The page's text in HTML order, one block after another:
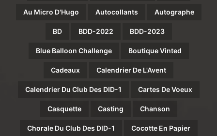
Au Micro D'Hugo Autocollants Autographe
BD BDD-2022 BDD-2023
Blue Balloon Challenge Boutique Vinted
Cadeaux Calendrier De L'Avent
Calendrier Du Club Des DID-1 Cartes De Voeux
Casquette Casting Chanson
Chorale Du Club Des DID-1 Cocotte En Papier